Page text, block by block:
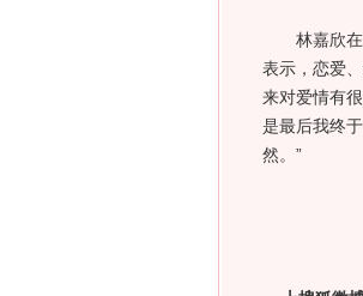
林嘉欣在今
表示，恋爱
来对爱情有
是最后我终
然。”